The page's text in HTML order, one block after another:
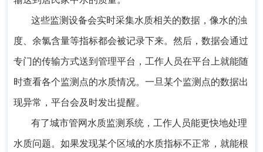
这些监测设备会实时采集水质相关的数据，像水的浊
度、余氯含量等指标都会被记录下来。然后，数据会通过
专门的传输方式送到管理平台，工作人员在平台上就能随
时查看各个监测点的水质情况。一旦某个监测点的数据出
现异常，平台会及时发出提醒。
有了城市管网水质监测系统，工作人员能更快地处理
水质问题。如果发现某个区域的水质指标不正常，就能根